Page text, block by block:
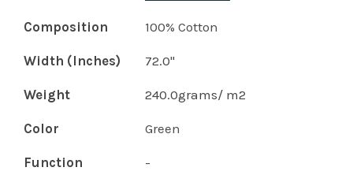
Composition 100% Cotton
Width (Inches) 72.0"
Weight 240.0grams/ m2
Color Green
Function -